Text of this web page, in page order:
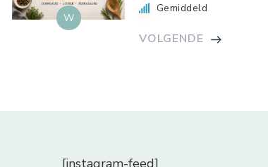
W
Gemiddeld
VOLGENDE